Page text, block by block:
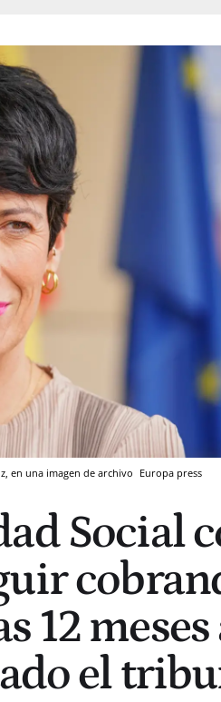
en una imagen de archivo Europa press
Social
12
el